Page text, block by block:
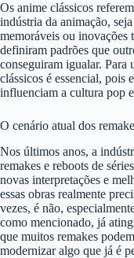
Os anime clássicos
indústria da animação,
memoráveis ou inovações
definiram padrões que
conseguiram igualar. Para
clássicos é essencial, pois
influenciam a cultura pop
O cenário atual dos
Nos últimos anos, a
remakes e reboots de
novas interpretações e
essas obras realmente
vezes, é não,
como mencionado, já
que muitos remakes
modernizar algo que já é